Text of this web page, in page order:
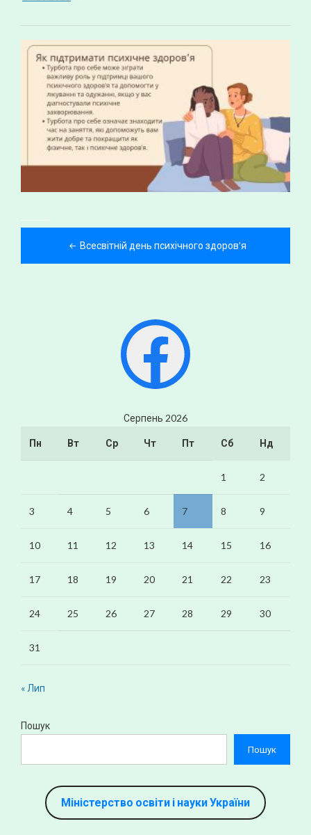
записів Всесвітній день психічного здоров’я
Серпень 2026
Пн Вт Ср Чт Пт Сб Нд
1 2
3 4 5 6 7 8 9
10 11 12 13 14 15 16
17 18 19 20 21 22 23
24 25 26 27 28 29 30
31
« Лип
Пошук
Пошук
Міністерство освіти і науки України